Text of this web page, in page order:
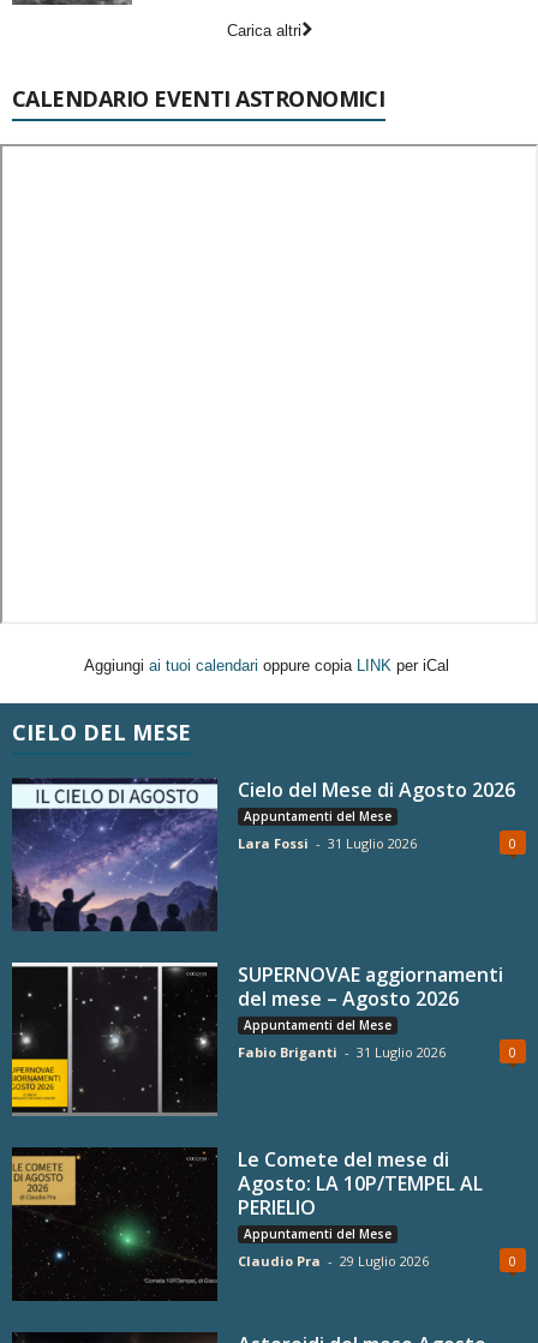
Carica altri
CALENDARIO EVENTI ASTRONOMICI
Aggiungi ai tuoi calendari oppure copia LINK per iCal
CIELO DEL MESE
Cielo del Mese di Agosto 2026
Appuntamenti del Mese
Lara Fossi - 31 Luglio 2026 0
SUPERNOVAE aggiornamenti
del mese – Agosto 2026
Appuntamenti del Mese
Fabio Briganti - 31 Luglio 2026 0
Le Comete del mese di
Agosto: LA 10P/TEMPEL AL
PERIELIO
Appuntamenti del Mese
Claudio Pra - 29 Luglio 2026 0